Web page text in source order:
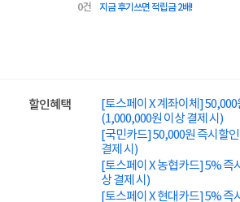
0건 지금 후기쓰면 적립금 2배!
할인혜택
[토스페이 X 계좌이체]
(1,000,000원 이상 결제 시)
[국민카드] 50,000원 즉시할
결제 시)
[토스페이 X 농협카드] 5% 즉
상 결제 시)
[토스페이 X 현대카드] 5% 즉